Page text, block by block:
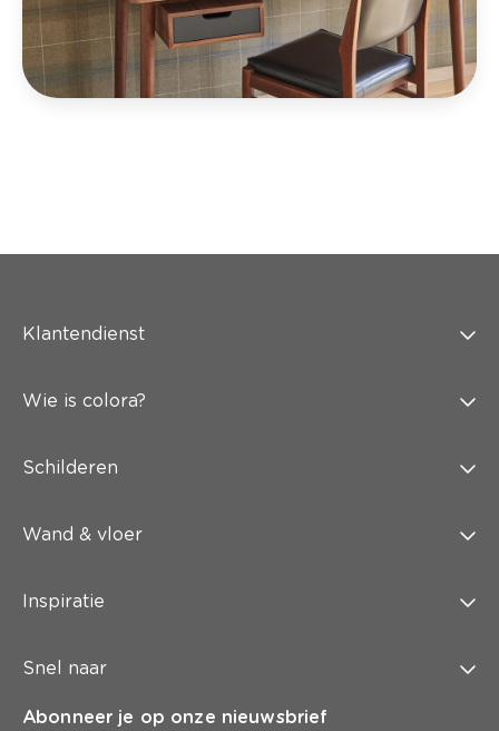
Klantendienst
Wie is colora?
Schilderen
Wand & vloer
Inspiratie
Snel naar
Abonneer je op onze nieuwsbrief